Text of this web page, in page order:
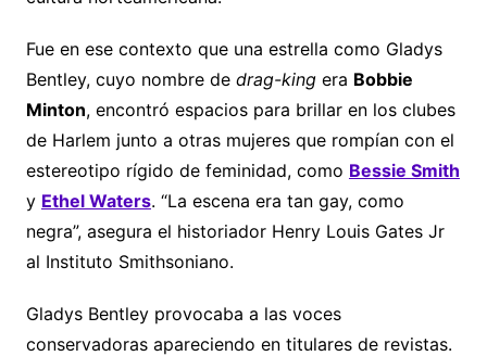
Fue en ese contexto que una estrella como Gladys
Bentley, cuyo nombre de drag-kingera Bobbie
Minton, encontró espacios para brillar en los clubes
de Harlem junto a otras mujeres que rompían con el
estereotipo rígido de feminidad, como Bessie Smith
y Ethel Waters. “La escena era tan gay, como
negra”, asegura el historiador Henry Louis Gates Jr
al Instituto Smithsoniano.
Gladys Bentley provocaba a las voces
conservadoras apareciendo en titulares de revistas.